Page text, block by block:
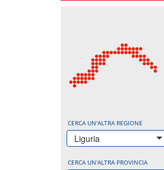
CERCA UN'ALTRA REGIONE
Liguria
CERCA UN'ALTRA PROVINCIA